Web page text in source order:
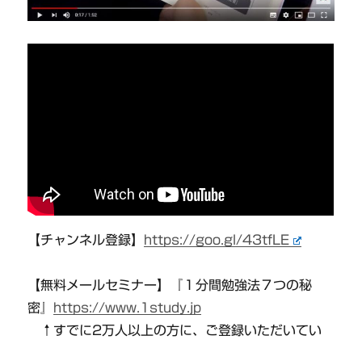
【チャンネル登録】 https://goo.gl/43tfLE
【無料メールセミナー】『１分間勉強法７つの秘
密』 https://www.1study.jp
↑すでに2万人以上の方に、ご登録いただいてい